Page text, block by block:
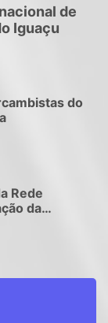
de
Iguaçu
do
Rede
da